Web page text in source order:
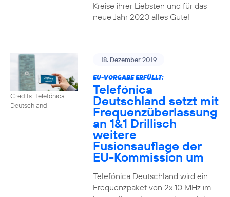
Kreise ihrer Liebsten und für das
neue Jahr 2020 alles Gute!
Credits: Telefónica
Deutschland
18. Dezember 2019
EU-VORGABE ERFÜLLT:
Telefónica
Deutschland setzt mit
Frequenzüberlassung
an 1&1 Drillisch
weitere
Fusionsauflage der
EU-Kommission um
Telefónica Deutschland wird ein
Frequenzpaket von 2x 10 MHz im